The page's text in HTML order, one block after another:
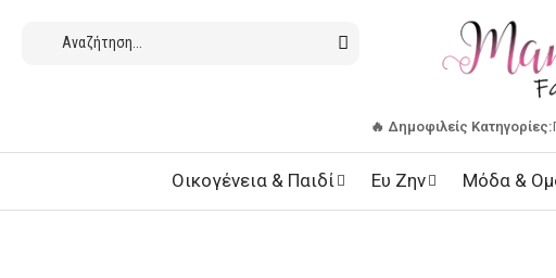
🔥 Δημοφιλείς Κατηγορίες:
Οικογένεια & Παιδί Ευ Ζην Μόδα &